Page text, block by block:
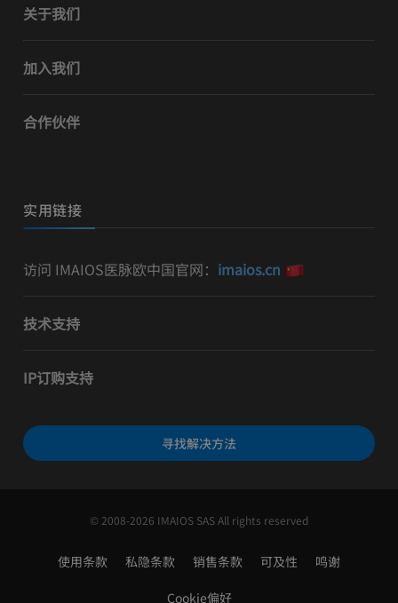
关于我们
加入我们
合作伙伴
实用链接
访问 IMAIOS医脉欧中国官网： imaios.cn
技术支持
IP订购支持
寻找解决方法
© 2008-2026 IMAIOS SAS All rights reserved
使用条款 私隐条款 销售条款 可及性 鸣谢
Cookie偏好